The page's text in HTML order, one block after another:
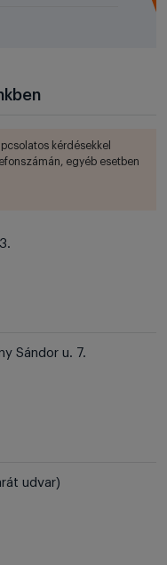
kérdésekkel
egyéb esetben
Sándor u. 7.
udvar)